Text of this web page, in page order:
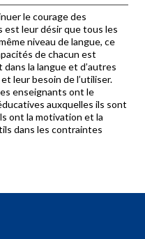
le courage des
est leur désir que tous les
niveau de langue, ce
de chacun est
la langue et d’autres
leur besoin de l’utiliser.
enseignants ont le
auxquelles ils sont
ont la motivation et la
dans les contraintes